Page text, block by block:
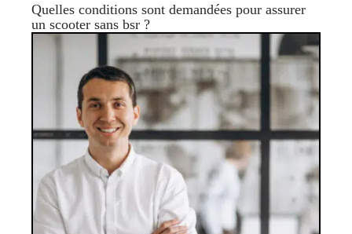
Quelles conditions sont demandées pour assurer
un scooter sans bsr ?